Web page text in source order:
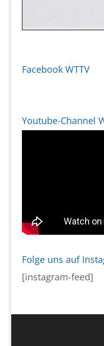
Facebook WTTV
Youtube-Channel
Folge uns auf
[instagram-feed]